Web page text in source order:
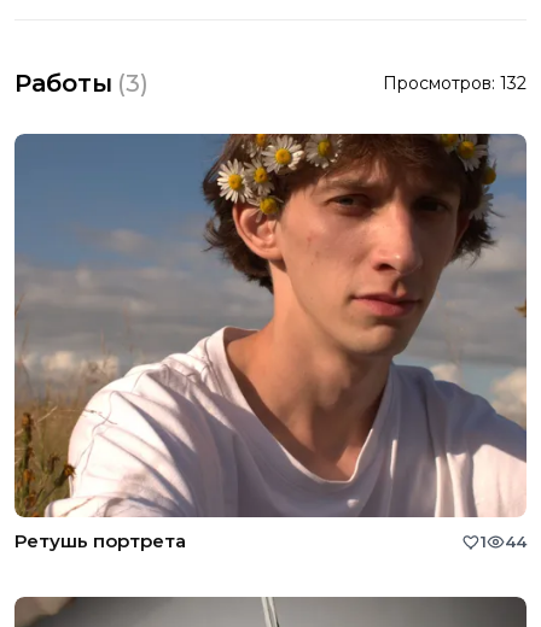
Работы (3) Просмотров: 132
Ретушь портрета 1 44